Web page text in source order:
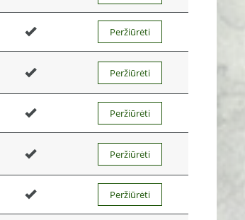
Peržiūrėti
Peržiūrėti
Peržiūrėti
Peržiūrėti
Peržiūrėti